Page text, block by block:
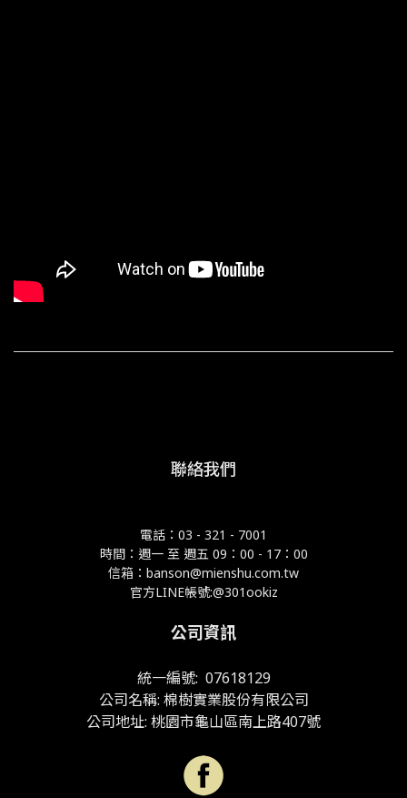
聯絡我們
電話：03 - 321 - 7001
時間：週一 至 週五 09：00 - 17：00
信箱：banson@mienshu.com.tw
官方LINE帳號:@301ookiz
公司資訊
統一編號: 07618129
公司名稱: 棉樹實業股份有限公司
公司地址: 桃園市龜山區南上路407號